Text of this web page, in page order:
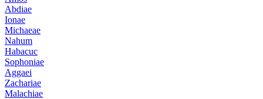
Abdiae
Ionae
Michaeae
Nahum
Habacuc
Sophoniae
Aggaei
Zachariae
Malachiae